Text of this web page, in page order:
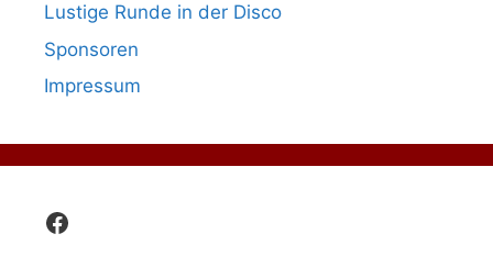
Lustige Runde in der Disco
Sponsoren
Impressum
Facebook